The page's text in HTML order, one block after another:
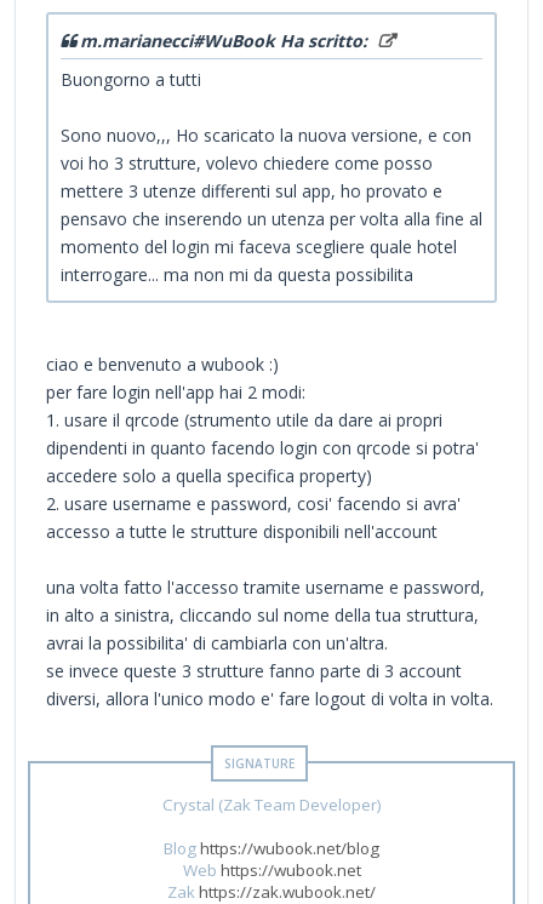
m.marianecci#WuBook Ha scritto:
Buongorno a tutti
Sono nuovo,,, Ho scaricato la nuova versione, e con
voi ho 3 strutture, volevo chiedere come posso
mettere 3 utenze differenti sul app, ho provato e
pensavo che inserendo un utenza per volta alla fine al
momento del login mi faceva scegliere quale hotel
interrogare... ma non mi da questa possibilita
ciao e benvenuto a wubook :)
per fare login nell'app hai 2 modi:
1. usare il qrcode (strumento utile da dare ai propri
dipendenti in quanto facendo login con qrcode si potra'
accedere solo a quella specifica property)
2. usare username e password, cosi' facendo si avra'
accesso a tutte le strutture disponibili nell'account
una volta fatto l'accesso tramite username e password,
in alto a sinistra, cliccando sul nome della tua struttura,
avrai la possibilita' di cambiarla con un'altra.
se invece queste 3 strutture fanno parte di 3 account
diversi, allora l'unico modo e' fare logout di volta in volta.
Crystal (Zak Team Developer)
Bloghttps://wubook.net/blog
Web https://wubook.net
Zakhttps://zak.wubook.net/